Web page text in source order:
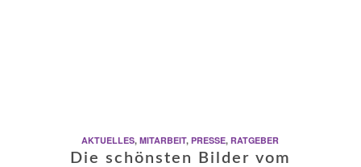
AKTUELLES,MITARBEIT,PRESSE,RATGEBER
Die schönsten Bilder vom